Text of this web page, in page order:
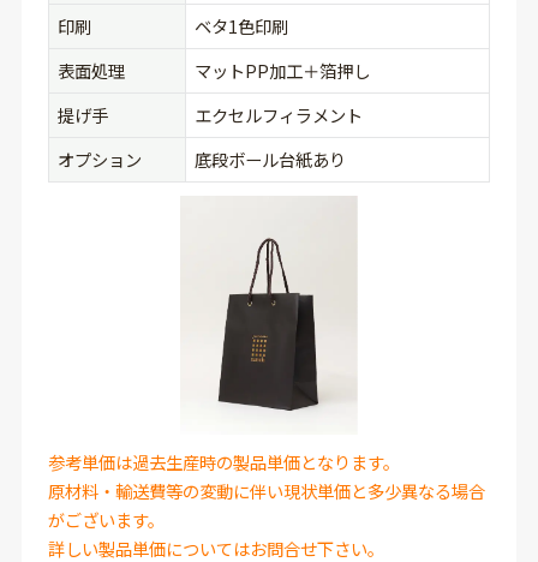
印刷
ベタ1色印刷
表面処理
マットPP加工＋箔押し
提げ手
エクセルフィラメント
オプション
底段ボール台紙あり
参考単価は過去生産時の製品単価となります。
原材料・輸送費等の変動に伴い現状単価と多少異なる場合
がございます。
詳しい製品単価についてはお問合せ下さい。